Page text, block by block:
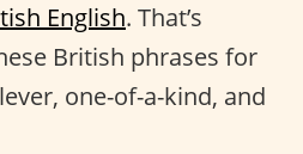
English. That’s
British phrases for
one-of-a-kind, and